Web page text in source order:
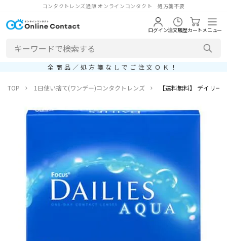
コンタクトレンズ通販 オンラインコンタクト 処方箋不要
ログイン注文履歴カートメニュー
全商品／処方箋なしでご注文ＯＫ！
TOP 1日使い捨て(ワンデー)コンタクトレンズ 【送料無料】 デイリー